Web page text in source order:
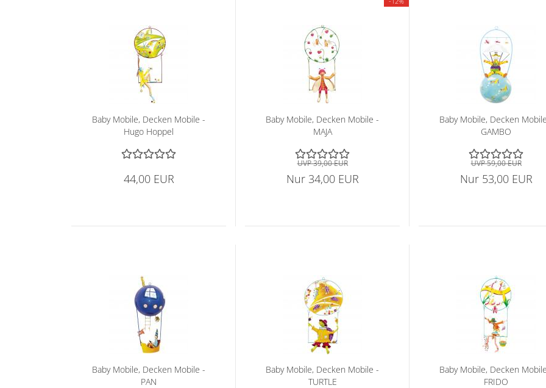
Level 2 - TWIGGY
Baby Mo­bi­le, De­cken Mo­bi­le -
Hugo Hop­pel
44,00 EUR
Baby Mo­bi­le, De­cken Mo­bi­le -
MAJA
UVP 39,00 EUR
Nur 34,00 EUR
Baby Mo­bi­le, De­cken
GAMBO
UVP 59,00 EUR
Nur 53,00 EUR
Baby Mo­bi­le, De­cken Mo­bi­le -
PAN
Baby Mo­bi­le, De­cken Mo­bi­le -
TURT­LE
Baby Mo­bi­le, De­cken
FRIDO